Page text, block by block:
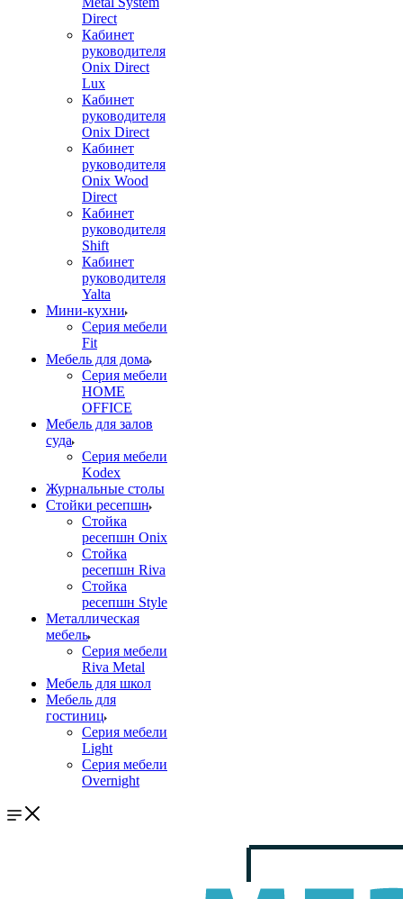
Direct
Кабинет
руководителя
Onix Direct
Lux
Кабинет
руководителя
Onix Direct
Кабинет
руководителя
Onix Wood
Direct
Кабинет
руководителя
Shift
Кабинет
руководителя
Yalta
Мини-кухни
Серия мебели
Fit
Мебель для дома
Серия мебели
HOME
OFFICE
Мебель для залов
суда
Серия мебели
Kodex
Журнальные столы
Стойки ресепшн
Стойка
ресепшн Onix
Стойка
ресепшн Riva
Стойка
ресепшн Style
Металлическая
мебель
Серия мебели
Riva Metal
Мебель для школ
Мебель для
гостиниц
Серия мебели
Light
Серия мебели
Overnight